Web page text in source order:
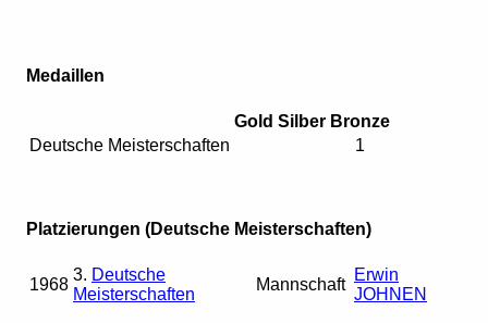
Medaillen
Gold Silber Bronze
Deutsche Meisterschaften
1
Platzierungen (Deutsche Meisterschaften)
1968
3. Deutsche
Meisterschaften
Mannschaft
Erwin
JOHNEN